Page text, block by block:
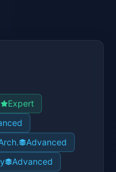
Expert
Advanced
Advanced